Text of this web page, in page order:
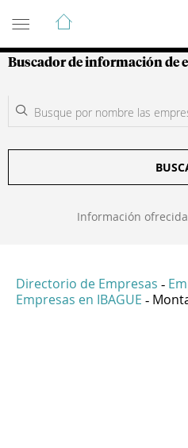
Guía de Empresas
Buscador de información de
Información
Directorio de Empresas -
Empresas en IBAGUE -